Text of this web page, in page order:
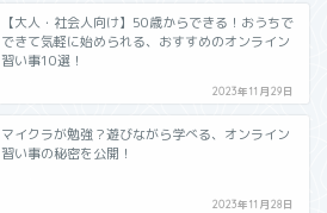
【大人・社会人向け】50歳からできる！おうちで
できて気軽に始められる、おすすめのオンライン
習い事10選！
2023年11月29日
マイクラが勉強？遊びながら学べる、オンライン
習い事の秘密を公開！
2023年11月28日